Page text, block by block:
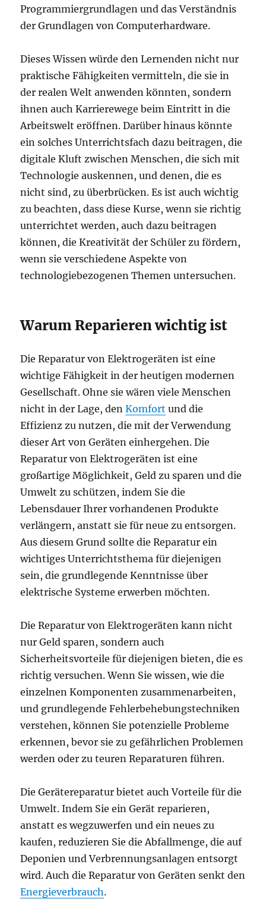
Programmiergrundlagen und das Verständnis
der Grundlagen von Computerhardware.
Dieses Wissen würde den Lernenden nicht nur
praktische Fähigkeiten vermitteln, die sie in
der realen Welt anwenden könnten, sondern
ihnen auch Karrierewege beim Eintritt in die
Arbeitswelt eröffnen. Darüber hinaus könnte
ein solches Unterrichtsfach dazu beitragen, die
digitale Kluft zwischen Menschen, die sich mit
Technologie auskennen, und denen, die es
nicht sind, zu überbrücken. Es ist auch wichtig
zu beachten, dass diese Kurse, wenn sie richtig
unterrichtet werden, auch dazu beitragen
können, die Kreativität der Schüler zu fördern,
wenn sie verschiedene Aspekte von
technologiebezogenen Themen untersuchen.
Warum Reparieren wichtig ist
Die Reparatur von Elektrogeräten ist eine
wichtige Fähigkeit in der heutigen modernen
Gesellschaft. Ohne sie wären viele Menschen
nicht in der Lage, denKomfort und die
Effizienz zu nutzen, die mit der Verwendung
dieser Art von Geräten einhergehen. Die
Reparatur von Elektrogeräten ist eine
großartige Möglichkeit, Geld zu sparen und die
Umwelt zu schützen, indem Sie die
Lebensdauer Ihrer vorhandenen Produkte
verlängern, anstatt sie für neue zu entsorgen.
Aus diesem Grund sollte die Reparatur ein
wichtiges Unterrichtsthema für diejenigen
sein, die grundlegende Kenntnisse über
elektrische Systeme erwerben möchten.
Die Reparatur von Elektrogeräten kann nicht
nur Geld sparen, sondern auch
Sicherheitsvorteile für diejenigen bieten, die es
richtig versuchen. Wenn Sie wissen, wie die
einzelnen Komponenten zusammenarbeiten,
und grundlegende Fehlerbehebungstechniken
verstehen, können Sie potenzielle Probleme
erkennen, bevor sie zu gefährlichen Problemen
werden oder zu teuren Reparaturen führen.
Die Gerätereparatur bietet auch Vorteile für die
Umwelt. Indem Sie ein Gerät reparieren,
anstatt es wegzuwerfen und ein neues zu
kaufen, reduzieren Sie die Abfallmenge, die auf
Deponien und Verbrennungsanlagen entsorgt
wird. Auch die Reparatur von Geräten senkt den
Energieverbrauch.